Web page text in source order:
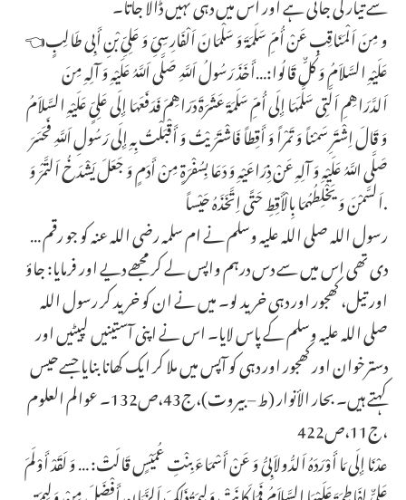
👈و مِنَ اَلْمَنَاقِبِ عَنْ أُمِّ سَلَمَةَ وَ سَلْمَانَ اَلْفَارِسِیِّ وَ عَلِیِّ بْنِ أَبِی طَالِبٍ
عَلَیْهِ السَّلاَمُ وَ کُلٌّ قَالُوا:…أَخَذَ رَسُولُ اَللَّهِ صَلَّى اَللَّهُ عَلَیْهِ وَ آلِهِ مِنَ
اَلدَّرَاهِمِ اَلَّتِی سَلَّمَهَا إِلَى أُمِّ سَلَمَةَ عَشَرَةَ دَرَاهِمَ فَدَفَعَهَا إِلَى عَلِیٍّ عَلَیْهِ السَّلاَمُ
وَ قَالَ اِشْتَرِ سَمْناً وَ تَمْراً وَ أَقِطاً فَاشْتَرَیْتُ وَ أَقْبَلْتُ بِهِ إِلَى رَسُولِ اَللَّهِ فَحَسَرَ
صَلَّى اللَّهُ عَلَیْهِ وَ آلِهِ عَنْ ذِرَاعَیْهِ وَ دَعَا بِسُفْرَةٍ مِنْ أَدَمٍ وَ جَعَلَ یَشْدَخُ اَلتَّمْرَ وَ
اَلسَّمْنَ وَ یَخْلِطُهُمَا بِالْأَقِطِ حَتَّى اِتَّخَذَهُ حَیْساً.
… رسول اللہ صلی اللہ علیہ وسلم نے ام سلمہ رضی اللہ عنہ کو جو رقم
دی تھی اس میں سے دس درہم واپس لے کر مجھے دیے اور فرمایا: جاؤ
اور تیل، کھجور اور دہی خرید لو۔ میں نے ان کو خرید کر رسول اللہ
صلی اللہ علیہ وسلم کے پاس لایا۔ اس نے اپنی آستینیں لپیٹیں اور
دسترخوان اور کھجور اور دہی کو آپس میں ملا کر ایک کھانا بنایا جسےحیس
کہتے ہیں۔ بحار الأنوار (ط – بیروت)،ج43،ص132۔ عوالم العلوم
،ج11،ص422
عدْنَا إِلَى مَا أَوْرَدَهُ اَلدُّولاَبِیُّ وَ عَنْ أَسْمَاءَ بِنْتِ عُمَیْسٍ قَالَتْ: … وَ لَقَدْ أَوْلَمَ